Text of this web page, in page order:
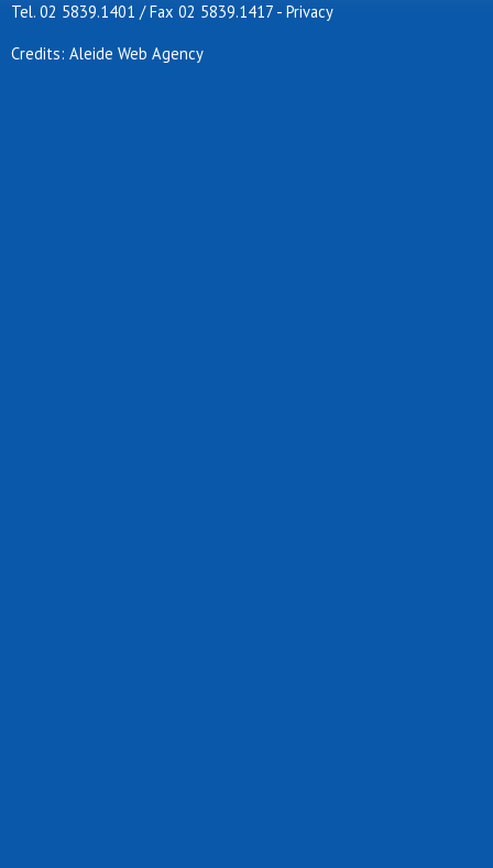
Tel. 02 5839.1401 / Fax 02 5839.1417 - Privacy
Credits: Aleide Web Agency